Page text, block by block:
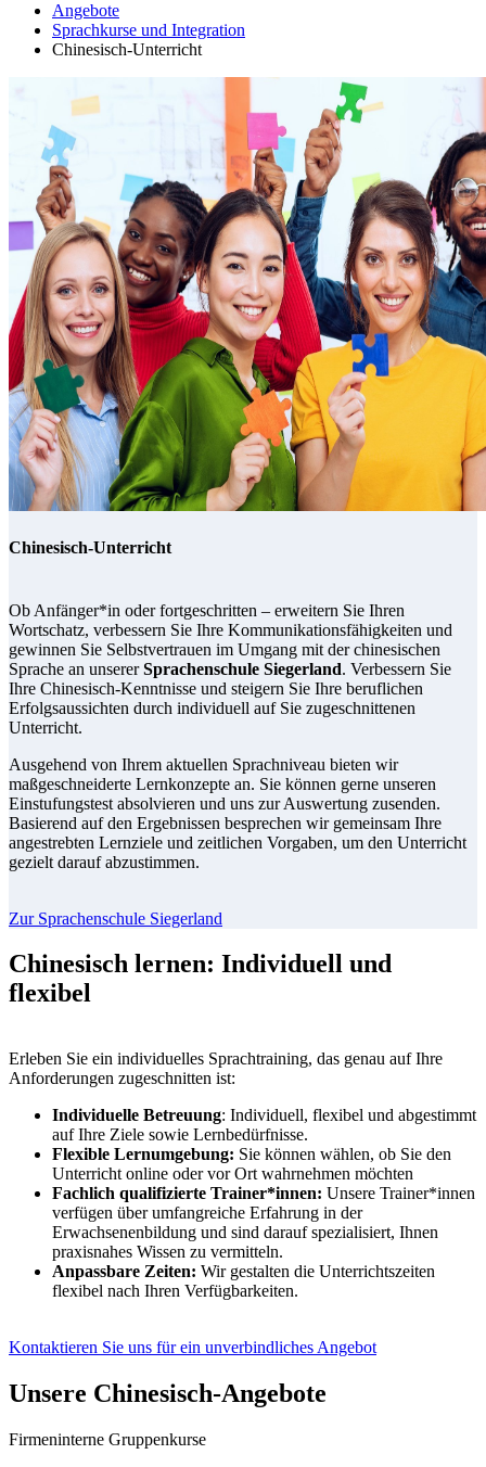
Angebote
Sprachkurse und Integration
Chinesisch-Unterricht
Chinesisch-Unterricht
Ob Anfänger*in oder fortgeschritten – erweitern Sie Ihren
Wortschatz, verbessern Sie Ihre Kommunikationsfähigkeiten und
gewinnen Sie Selbstvertrauen im Umgang mit der chinesischen
Sprache an unsererSprachenschule Siegerland. Verbessern Sie
Ihre Chinesisch-Kenntnisse und steigern Sie Ihre beruflichen
Erfolgsaussichten durch individuell auf Sie zugeschnittenen
Unterricht.
Ausgehend von Ihrem aktuellen Sprachniveau bieten wir
maßgeschneiderte Lernkonzepte an. Sie können gerne unseren
Einstufungstest absolvieren und uns zur Auswertung zusenden.
Basierend auf den Ergebnissen besprechen wir gemeinsam Ihre
angestrebten Lernziele und zeitlichen Vorgaben, um den Unterricht
gezielt darauf abzustimmen.
Zur Sprachenschule Siegerland
Chinesisch lernen: Individuell und
flexibel
Erleben Sie ein individuelles Sprachtraining, das genau auf Ihre
Anforderungen zugeschnitten ist:
Individuelle Betreuung: Individuell, flexibel und abgestimmt
auf Ihre Ziele sowie Lernbedürfnisse.
Flexible Lernumgebung: Sie können wählen, ob Sie den
Unterricht online oder vor Ort wahrnehmen möchten
Fachlich qualifizierte Trainer*innen: Unsere Trainer*innen
verfügen über umfangreiche Erfahrung in der
Erwachsenenbildung und sind darauf spezialisiert, Ihnen
praxisnahes Wissen zu vermitteln.
Anpassbare Zeiten: Wir gestalten die Unterrichtszeiten
flexibel nach Ihren Verfügbarkeiten.
Kontaktieren Sie uns für ein unverbindliches Angebot
Unsere Chinesisch-Angebote
Firmeninterne Gruppenkurse